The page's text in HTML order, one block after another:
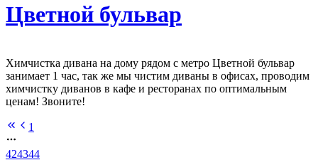
Цветной бульвар
Химчистка дивана на дому рядом с метро Цветной бульвар
занимает 1 час, так же мы чистим диваны в офисах, проводим
химчистку диванов в кафе и ресторанах по оптимальным
ценам! Звоните!
1
424344